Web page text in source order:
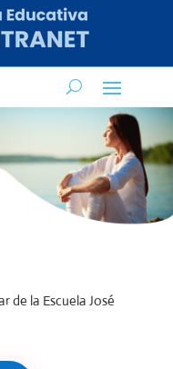
de la Escuela José